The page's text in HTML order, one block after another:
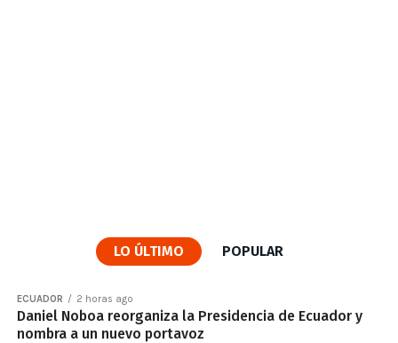
LO ÚLTIMO POPULAR
ECUADOR 2 horas ago
Daniel Noboa reorganiza la Presidencia de Ecuador y
nombra a un nuevo portavoz